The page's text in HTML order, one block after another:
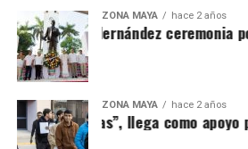
ZONA MAYA hace 2 años
Mary Hernández ceremonia
ZONA MAYA hace 2 años
Heroicas”, llega como apoyo